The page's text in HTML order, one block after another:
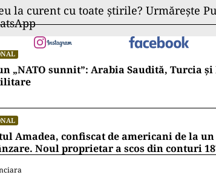
vor decola până la ora două, sperăm,
unde vor ateriza, aeroportul din
la diferenţă de două ore cu restul
stat.
urmare a activării Mecanismului
a convocat în această dimineață
și a decis trimiterea în Turcia a unei
se mobilizează şi vor veni foarte multe